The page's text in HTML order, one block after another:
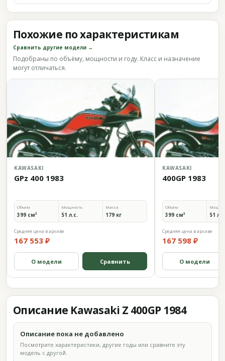
Похожие по характеристикам
Сравнить другие модели →
Подобраны по объёму, мощности и году. Класс и назначение
могут отличаться.
KAWASAKI
GPz 400 1983
Объём
399 см³
Мощность
51 л.с.
Масса
179 кг
Средняя цена в архиве
167 553 ₽
О модели Сравнить
KAWASAKI
400GP 1983
Объём
399 см³ 51
Средняя цена в архиве
167 598 ₽
О модели
Описание Kawasaki Z 400GP 1984
Описание пока не добавлено
Посмотрите характеристики, другие годы или сравните эту
модель с другой.